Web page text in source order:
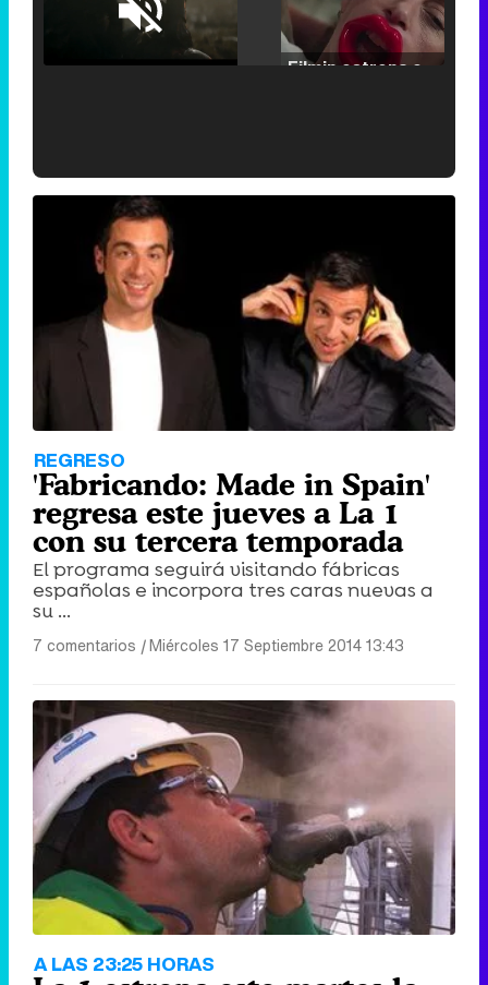
Unmute /
'120 Minutos' celebra sus 2.000 programas en Telemadrid con un vídeo del día a día en la redacción
REGRESO
'Fabricando: Made in Spain'
regresa este jueves a La 1
con su tercera temporada
El programa seguirá visitando fábricas
españolas e incorpora tres caras nuevas a
su ...
7 comentarios |Miércoles 17 Septiembre 2014 13:43
A LAS 23:25 HORAS